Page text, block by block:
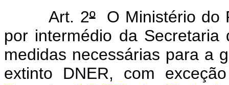
Art. 2ºO Ministério do
por intermédio da
medidas necessárias para a
extinto DNER, com